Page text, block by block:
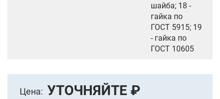
шайба; 18 -
гайка по
ГОСТ 5915; 19
- гайка по
ГОСТ 10605
Цена: УТОЧНЯЙТЕ ₽